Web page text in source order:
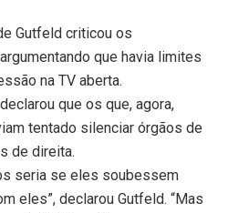
Gutfeld criticou os
que havia limites
na TV aberta.
que os que, agora,
tentado silenciar órgãos de
de direita.
seria se eles soubessem
eles”, declarou Gutfeld. “Mas